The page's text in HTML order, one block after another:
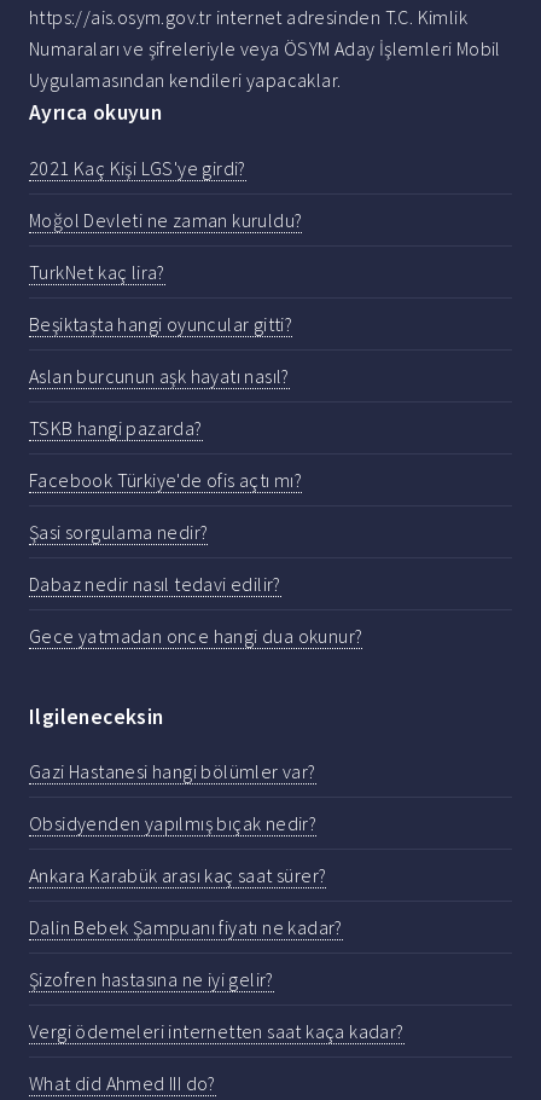
https://ais.osym.gov.tr internet adresinden T.C. Kimlik
Numaraları ve şifreleriyle veya ÖSYM Aday İşlemleri Mobil
Uygulamasından kendileri yapacaklar.
Ayrıca okuyun
2021 Kaç Kişi LGS'ye girdi?
Moğol Devleti ne zaman kuruldu?
TurkNet kaç lira?
Beşiktaşta hangi oyuncular gitti?
Aslan burcunun aşk hayatı nasıl?
TSKB hangi pazarda?
Facebook Türkiye'de ofis açtı mı?
Şasi sorgulama nedir?
Dabaz nedir nasıl tedavi edilir?
Gece yatmadan once hangi dua okunur?
Ilgileneceksin
Gazi Hastanesi hangi bölümler var?
Obsidyenden yapılmış bıçak nedir?
Ankara Karabük arası kaç saat sürer?
Dalin Bebek Şampuanı fiyatı ne kadar?
Şizofren hastasına ne iyi gelir?
Vergi ödemeleri internetten saat kaça kadar?
What did Ahmed III do?